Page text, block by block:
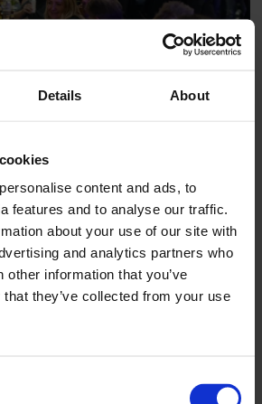
Details About
content and ads, to
features and to analyse our traffic.
about your use of our site with
and analytics partners who
other information that you’ve
they’ve collected from your use
for